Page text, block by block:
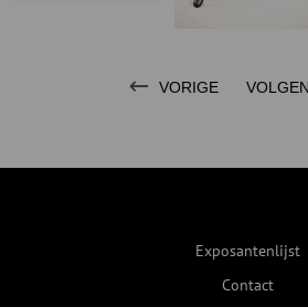
VORIGE
Exposantenlijst
Contact